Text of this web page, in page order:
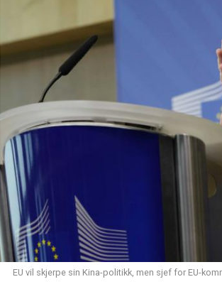
EU vil skjerpe sin Kina-politikk, men sjef for EU-